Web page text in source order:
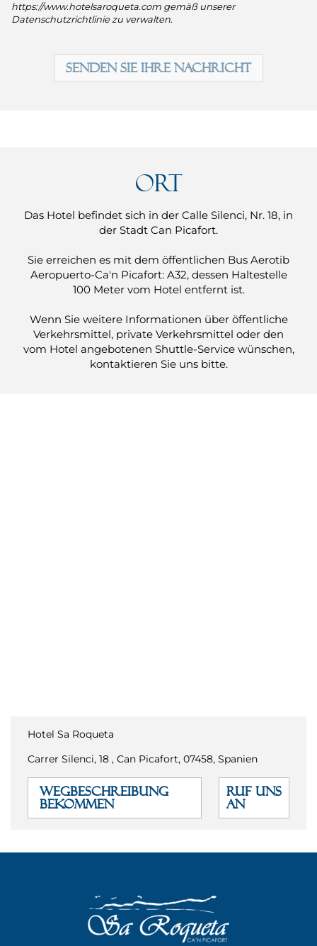
https://www.hotelsaroqueta.com gemäß unserer
Datenschutzrichtlinie zu verwalten.
Ort
Das Hotel befindet sich in der Calle Silenci, Nr. 18, in
der Stadt Can Picafort.
Sie erreichen es mit dem öffentlichen Bus Aerotib
Aeropuerto-Ca'n Picafort: A32, dessen Haltestelle
100 Meter vom Hotel entfernt ist.
Wenn Sie weitere Informationen über öffentliche
Verkehrsmittel, private Verkehrsmittel oder den
vom Hotel angebotenen Shuttle-Service wünschen,
kontaktieren Sie uns bitte.
Hotel Sa Roqueta
Carrer Silenci, 18 , Can Picafort, 07458, Spanien
WEGBESCHREIBUNG
BEKOMMEN
RUF UNS
AN